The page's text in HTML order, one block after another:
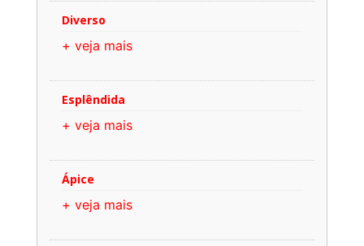
Diverso
+ veja mais
Esplêndida
+ veja mais
Ápice
+ veja mais